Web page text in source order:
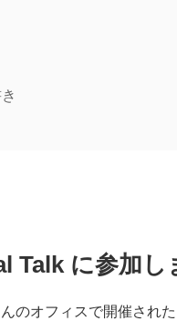
Talk に参加し
のオフィスで開催された